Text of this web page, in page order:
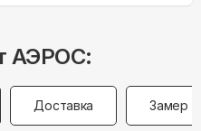
АЭРОС:
Доставка Замер